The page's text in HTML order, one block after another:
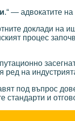
.“ — адвокатите на
доклади
процес
ред на
под въпрос
и